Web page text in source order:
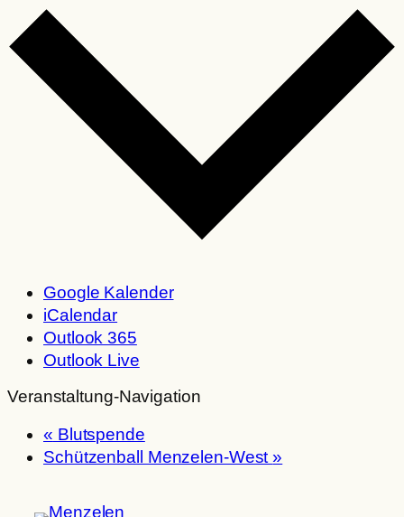
Google Kalender
iCalendar
Outlook 365
Outlook Live
Veranstaltung-Navigation
« Blutspende
Schützenball Menzelen-West»